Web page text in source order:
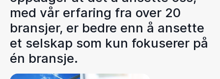
med vår erfaring fra over 20
bransjer, er bedre enn å ansette
et selskap som kun fokuserer på
én bransje.